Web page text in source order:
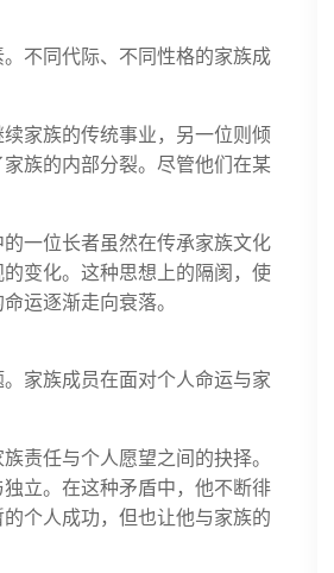
不同代际、不同性格的家族成
家族的传统事业，另一位则倾
族的内部分裂。尽管他们在某
一位长者虽然在传承家族文化
变化。这种思想上的隔阂，使
运逐渐走向衰落。
家族成员在面对个人命运与家
责任与个人愿望之间的抉择。
立。在这种矛盾中，他不断徘
个人成功，但也让他与家族的